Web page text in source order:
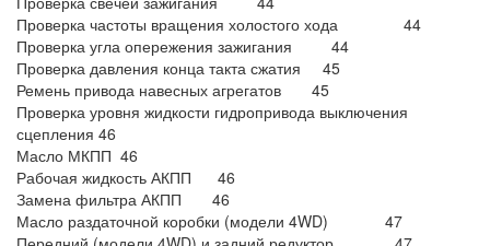
Проверка частоты вращения холостого хода 44
Проверка угла опережения зажигания 44
Проверка давления конца такта сжатия 45
Ремень привода навесных агрегатов 45
Проверка уровня жидкости гидропривода выключения
сцепления 46
Масло МКПП 46
Рабочая жидкость АКПП 46
Замена фильтра АКПП 46
Масло раздаточной коробки (модели 4WD) 47